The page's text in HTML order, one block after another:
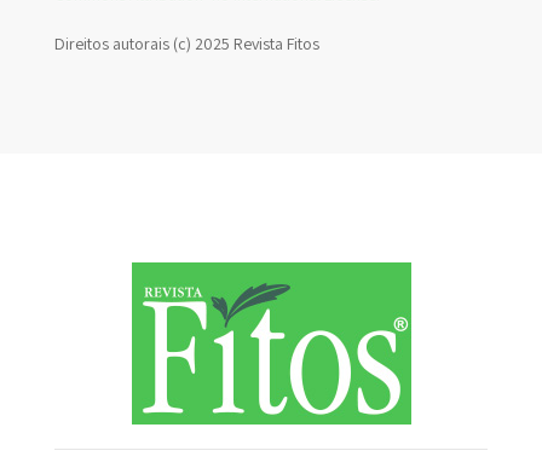
Direitos autorais (c) 2025 Revista Fitos